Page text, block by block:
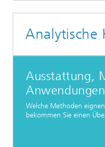
Analytische
Ausstattung,
Anwendungen
Welche Methoden
bekommen Sie einen